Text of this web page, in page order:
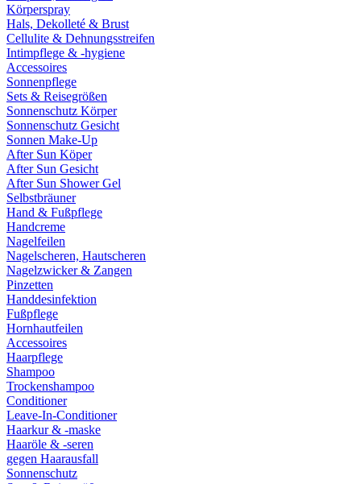
Körperspray
Hals, Dekolleté & Brust
Cellulite & Dehnungsstreifen
Intimpflege & -hygiene
Accessoires
Sonnenpflege
Sets & Reisegrößen
Sonnenschutz Körper
Sonnenschutz Gesicht
Sonnen Make-Up
After Sun Köper
After Sun Gesicht
After Sun Shower Gel
Selbstbräuner
Hand & Fußpflege
Handcreme
Nagelfeilen
Nagelscheren, Hautscheren
Nagelzwicker & Zangen
Pinzetten
Handdesinfektion
Fußpflege
Hornhautfeilen
Accessoires
Haarpflege
Shampoo
Trockenshampoo
Conditioner
Leave-In-Conditioner
Haarkur & -maske
Haaröle & -seren
gegen Haarausfall
Sonnenschutz